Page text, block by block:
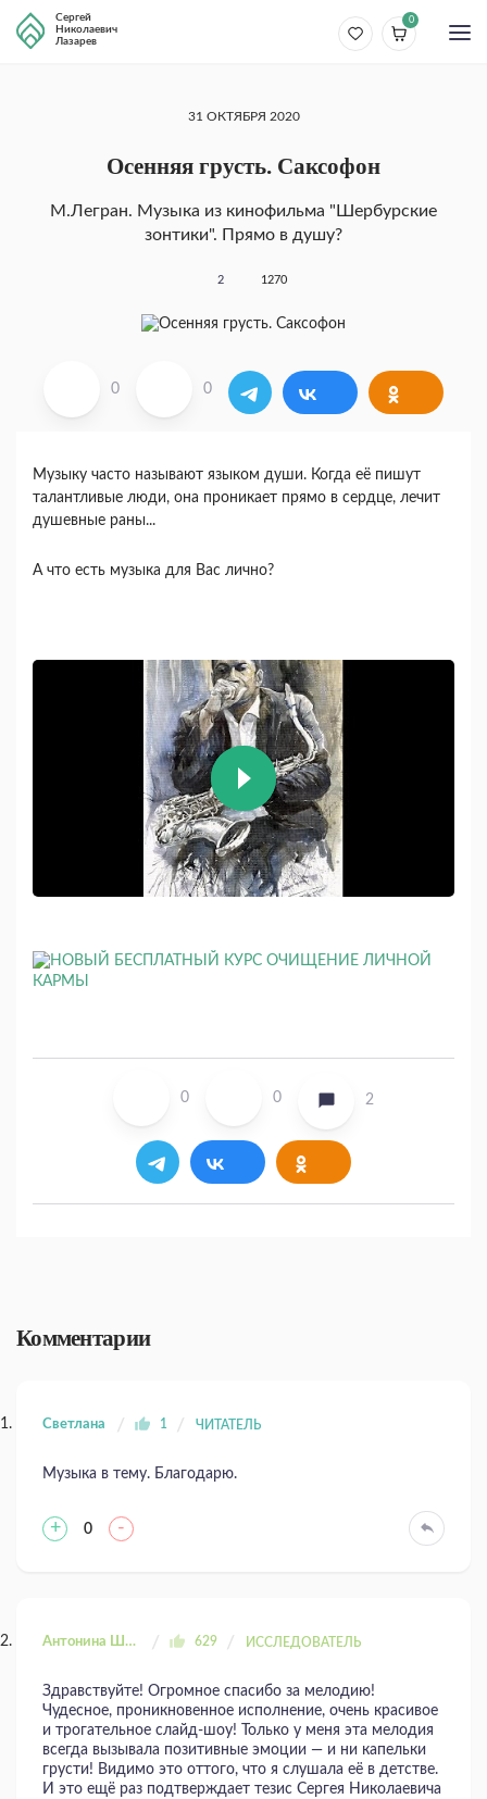
Сергей
Николаевич
Лазарев
0
31 ОКТЯБРЯ 2020
Осенняя грусть. Саксофон
М.Легран. Музыка из кинофильма "Шербурские
зонтики". Прямо в душу?
2 1270
0 0
Музыку часто называют языком души. Когда её пишут
талантливые люди, она проникает прямо в сердце, лечит
душевные раны...
А что есть музыка для Вас лично?
0 0 2
Комментарии
Светлана 1 ЧИТАТЕЛЬ
Музыка в тему. Благодарю.
+ 0 -
Антонина Шахтаренко 629 ИССЛЕДОВАТЕЛЬ
Здравствуйте! Огромное спасибо за мелодию!
Чудесное, проникновенное исполнение, очень красивое
и трогательное слайд-шоу! Только у меня эта мелодия
всегда вызывала позитивные эмоции — и ни капельки
грусти! Видимо это оттого, что я слушала её в детстве.
И это ещё раз подтверждает тезис Сергея Николаевича